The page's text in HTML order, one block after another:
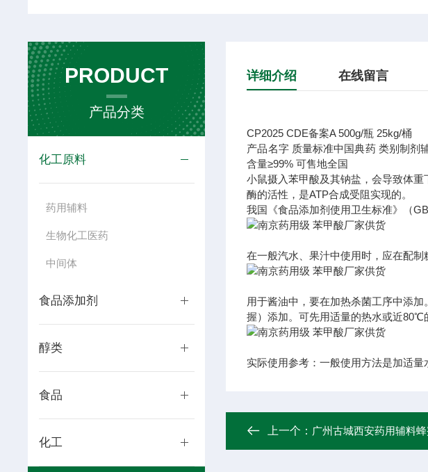
PRODUCT
产品分类
化工原料
药用辅料
生物化工医药
中间体
食品添加剂
醇类
食品
化工
详细介绍 在线留言
CP2025 CDE备案A 500g/瓶 25kg/桶
产品名字 质量标准中国典药 类别制剂
含量≥99% 可售地全国
小鼠摄入苯甲酸及其钠盐，会导致体
酶的活性，是ATP合成受阻实现的。
我国《食品添加剂使用卫生标准》（
在一般汽水、果汁中使用时，应在配
用于酱油中，要在加热杀菌工序中添
握）添加。可先用适量的热水或近80℃
实际使用参考：一般使用方法是加适
上一个： 广州古城西安药用辅料